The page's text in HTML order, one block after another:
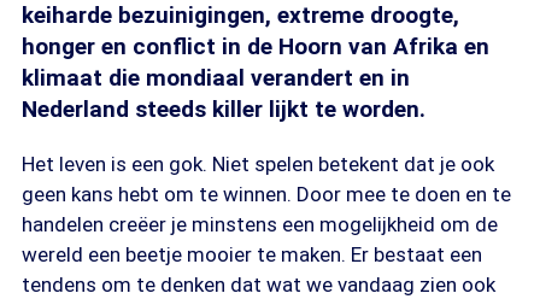
keiharde bezuinigingen, extreme droogte,
honger en conflict in de Hoorn van Afrika en
klimaat die mondiaal verandert en in
Nederland steeds killer lijkt te worden.
Het leven is een gok. Niet spelen betekent dat je ook
geen kans hebt om te winnen. Door mee te doen en te
handelen creëer je minstens een mogelijkheid om de
wereld een beetje mooier te maken. Er bestaat een
tendens om te denken dat wat we vandaag zien ook